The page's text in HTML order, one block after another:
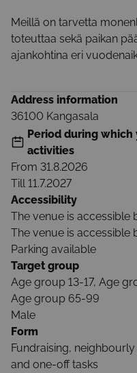
Meillä on tarvetta
toteuttaa sekä paikan
ajankohtina eri
Address information
36100 Kangasala
Period during
activities
From 31.8.2026
Till 11.7.2027
Accessibility
The venue is accessible
The venue is accessible
Parking available
Target group
Age group 13-17, Age
Age group 65-99
Male
Form
Fundraising,
and one-off tasks